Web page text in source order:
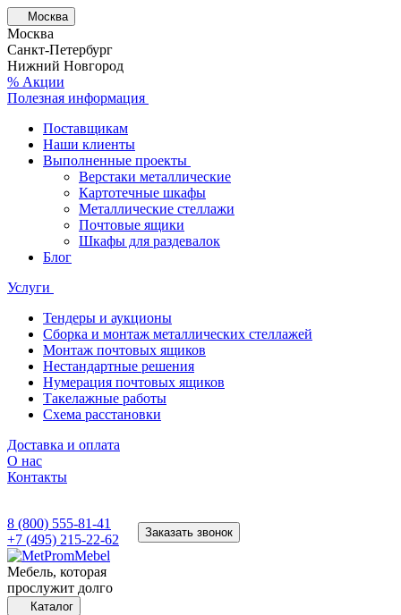
Москва
Москва
Санкт-Петербург
Нижний Новгород
% Акции
Полезная информация
Поставщикам
Наши клиенты
Выполненные проекты
Верстаки металлические
Картотечные шкафы
Металлические стеллажи
Почтовые ящики
Шкафы для раздевалок
Блог
Услуги
Тендеры и аукционы
Сборка и монтаж металлических стеллажей
Монтаж почтовых ящиков
Нестандартные решения
Нумерация почтовых ящиков
Такелажные работы
Схема расстановки
Доставка и оплата
О нас
Контакты
8 (800) 555-81-41
+7 (495) 215-22-62
Заказать звонок
Мебель, которая
прослужит долго
Каталог